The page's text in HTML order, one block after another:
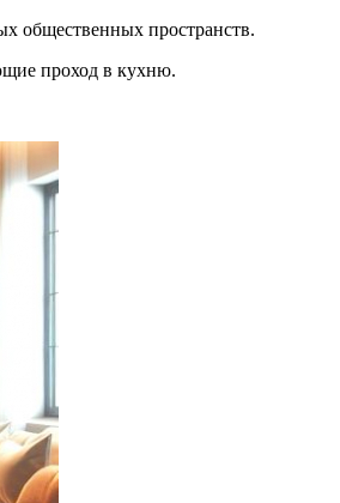
общественных пространств.
проход в кухню.